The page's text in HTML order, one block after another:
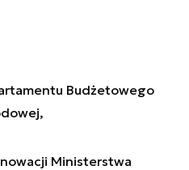
Budżetowego
Ministerstwa